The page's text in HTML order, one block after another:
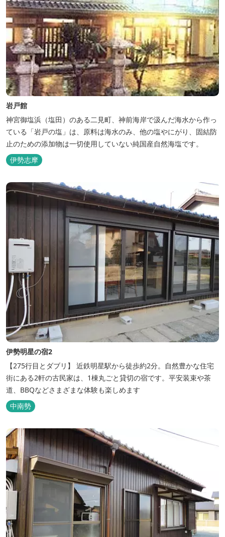
岩戸館
神宮御塩浜（塩田）のある二見町、神前海岸で汲んだ海水から作っ
ている「岩戸の塩」は、原料は海水のみ、他の塩やにがり、固結防
止のための添加物は一切使用していない純国産自然海塩です。
伊勢志摩
伊勢明星の宿2
【275行目とダブリ】 近鉄明星駅から徒歩約2分。自然豊かな住宅
街にある2軒の古民家は、1棟丸ごと貸切の宿です。平安装束や茶
道、BBQなどさまざまな体験も楽しめます
中南勢